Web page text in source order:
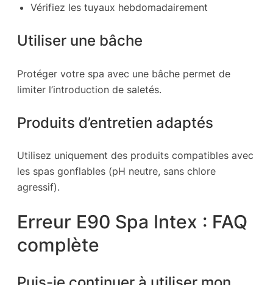
Vérifiez les tuyaux hebdomadairement
Utiliser une bâche
Protéger votre spa avec une bâche permet de
limiter l’introduction de saletés.
Produits d’entretien adaptés
Utilisez uniquement des produits compatibles avec
les spas gonflables (pH neutre, sans chlore
agressif).
Erreur E90 Spa Intex : FAQ
complète